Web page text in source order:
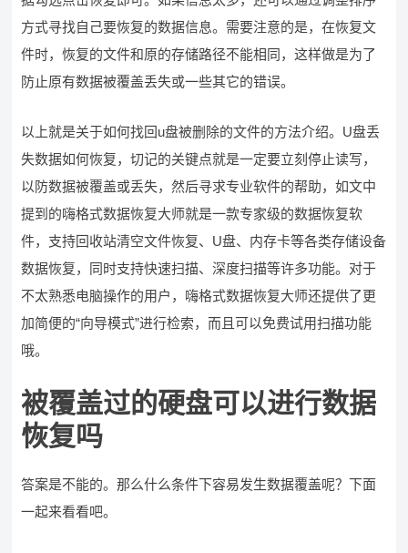
方式寻找自己要恢复的数据信息。需要注意的是，在恢复文
件时，恢复的文件和原的存储路径不能相同，这样做是为了
防止原有数据被覆盖丢失或一些其它的错误。
以上就是关于如何找回u盘被删除的文件的方法介绍。U盘丢
失数据如何恢复，切记的关键点就是一定要立刻停止读写，
以防数据被覆盖或丢失，然后寻求专业软件的帮助，如文中
提到的嗨格式数据恢复大师就是一款专家级的数据恢复软
件，支持回收站清空文件恢复、U盘、内存卡等各类存储设备
数据恢复，同时支持快速扫描、深度扫描等许多功能。对于
不太熟悉电脑操作的用户，嗨格式数据恢复大师还提供了更
加简便的“向导模式”进行检索，而且可以免费试用扫描功能
哦。
被覆盖过的硬盘可以进行数据
恢复吗
答案是不能的。那么什么条件下容易发生数据覆盖呢？下面
一起来看看吧。